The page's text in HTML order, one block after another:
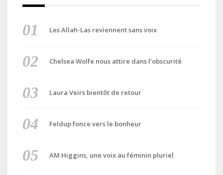
Les Allah-Las reviennent sans voix
Chelsea Wolfe nous attire dans l’obscurité
Laura Veirs bientôt de retour
Feldup fonce vers le bonheur
AM Higgins, une voix au féminin pluriel